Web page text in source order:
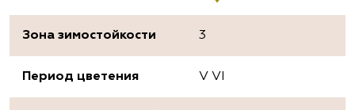
Зона зимостойкости 3
Период цветения V VI